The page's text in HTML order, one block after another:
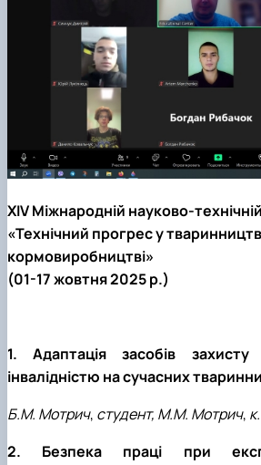
XIV Міжнародній науково-
«Технічний прогрес у
кормовиробництві»
(01-17 жовтня 2025 р.)
1. Адаптація засобів
інвалідністю на сучасних
Б.М. Мотрич, студент, М.М. Мотрич,
2. Безпека праці при